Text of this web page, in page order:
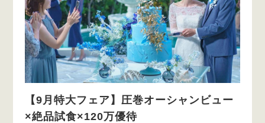
【9月特大フェア】圧巻オーシャンビュー
×絶品試食×120万優待